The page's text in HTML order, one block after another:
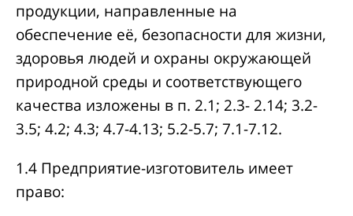
продукции, направленные на
обеспечение её, безопасности для жизни,
здоровья людей и охраны окружающей
природной среды и соответствующего
качества изложены в п. 2.1; 2.3- 2.14; 3.2-
3.5; 4.2; 4.3; 4.7-4.13; 5.2-5.7; 7.1-7.12.
1.4 Предприятие-изготовитель имеет
право: